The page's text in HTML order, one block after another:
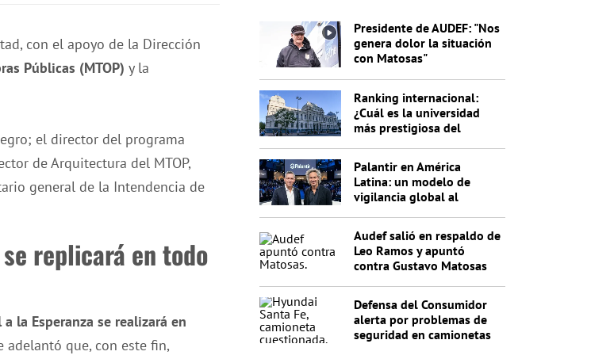
con el apoyo de la Dirección
Públicas (MTOP) y la
el director del programa
de Arquitectura del MTOP,
general de la Intendencia de
replicará en todo
la Esperanza se realizará en
adelantó que, con este fin,
Presidente de AUDEF: "Nos
genera dolor la situación
con Matosas"
Ranking internacional:
¿Cuál es la universidad
más prestigiosa del
Palantir en América
Latina: un modelo de
vigilancia global al
Audef salió en respaldo de
Leo Ramos y apuntó
contra Gustavo Matosas
Defensa del Consumidor
alerta por problemas de
seguridad en camionetas